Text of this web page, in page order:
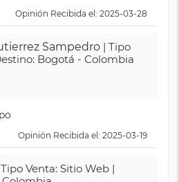
Opinión Recibida el: 2025-03-28
Sampedro | Tipo
Bogotá - Colombia
Opinión Recibida el: 2025-03-19
Venta: Sitio Web |